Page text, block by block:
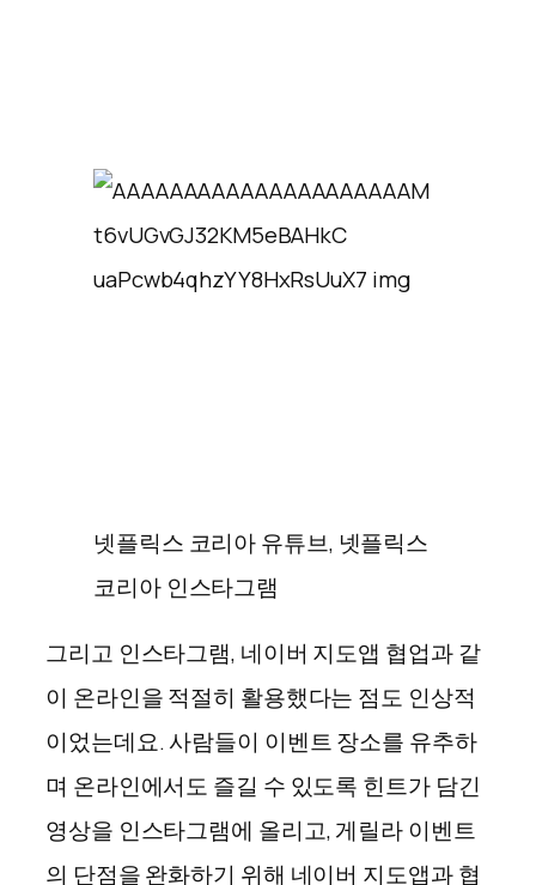
넷플릭스 코리아 유튜브, 넷플릭스
코리아 인스타그램
그리고 인스타그램, 네이버 지도앱 협업과 같
이 온라인을 적절히 활용했다는 점도 인상적
이었는데요. 사람들이 이벤트 장소를 유추하
며 온라인에서도 즐길 수 있도록 힌트가 담긴
영상을 인스타그램에 올리고, 게릴라 이벤트
의 단점을 완화하기 위해 네이버 지도앱과 협